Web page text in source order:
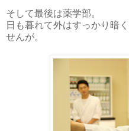
そして最後は薬学部。
日も暮れて外はすっかり暗
せんが。